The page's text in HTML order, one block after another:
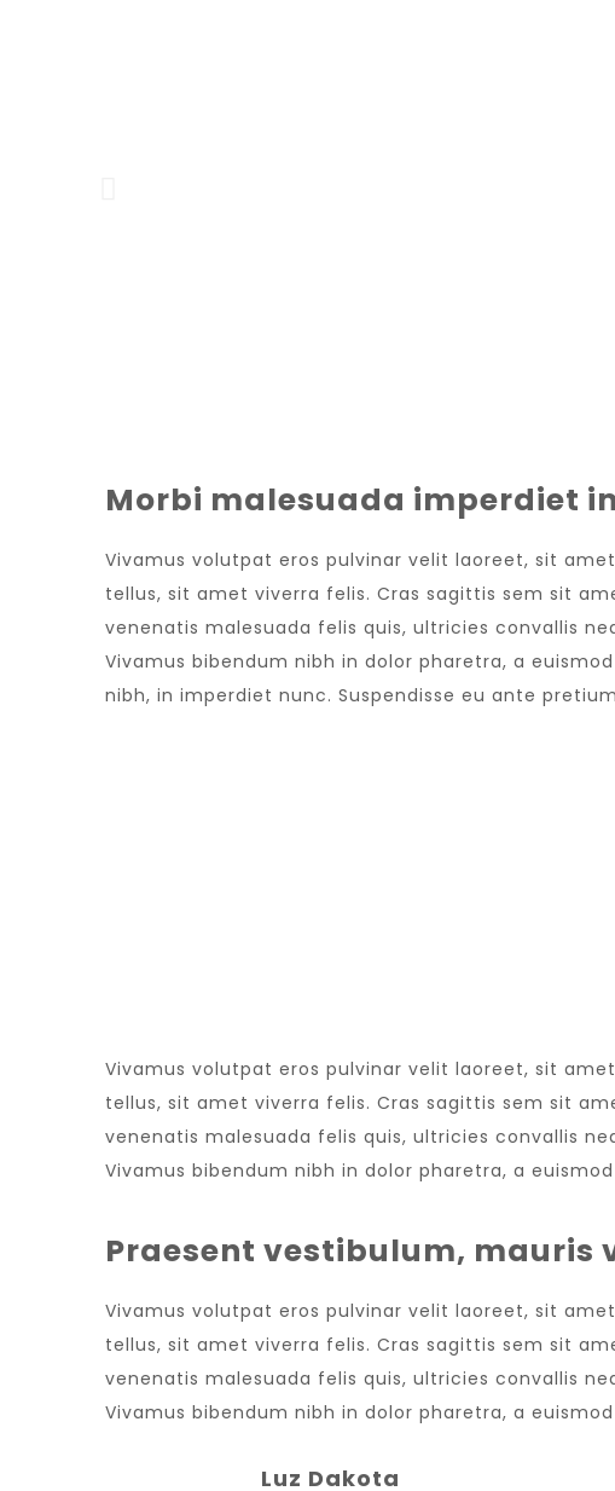
Morbi malesuada imperdiet
Vivamus volutpat eros pulvinar velit laoreet, sit
tellus, sit amet viverra felis. Cras sagittis sem sit
venenatis malesuada felis quis, ultricies convallis
Vivamus bibendum nibh in dolor pharetra, a
nibh, in imperdiet nunc. Suspendisse eu ante
Vivamus volutpat eros pulvinar velit laoreet, sit
tellus, sit amet viverra felis. Cras sagittis sem sit
venenatis malesuada felis quis, ultricies convallis
Vivamus bibendum nibh in dolor pharetra, a
Praesent vestibulum, mauris
Vivamus volutpat eros pulvinar velit laoreet, sit
tellus, sit amet viverra felis. Cras sagittis sem sit
venenatis malesuada felis quis, ultricies convallis
Vivamus bibendum nibh in dolor pharetra, a
Luz Dakota